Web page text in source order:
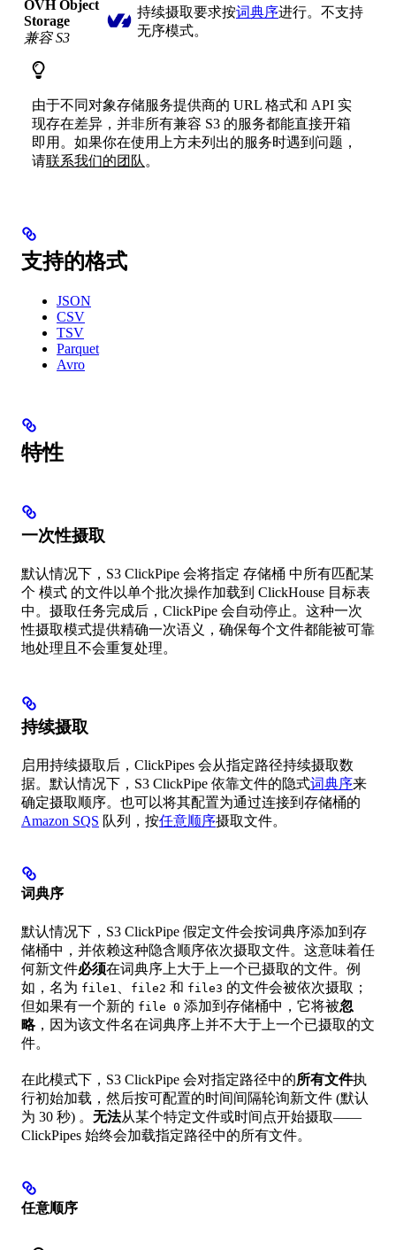
OVH Object
Storage
兼容 S3
持续摄取要求按词典序进行。不支持
无序模式。
由于不同对象存储服务提供商的 URL 格式和 API 实
现存在差异，并非所有兼容 S3 的服务都能直接开箱
即用。如果你在使用上方未列出的服务时遇到问题，
请联系我们的团队。
支持的格式
JSON
CSV
TSV
Parquet
Avro
特性
一次性摄取
默认情况下，S3 ClickPipe 会将指定 存储桶 中所有匹配某
个 模式 的文件以单个批次操作加载到 ClickHouse 目标表
中。摄取任务完成后，ClickPipe 会自动停止。这种一次
性摄取模式提供精确一次语义，确保每个文件都能被可靠
地处理且不会重复处理。
持续摄取
启用持续摄取后，ClickPipes 会从指定路径持续摄取数
据。默认情况下，S3 ClickPipe 依靠文件的隐式词典序来
确定摄取顺序。也可以将其配置为通过连接到存储桶的
Amazon SQS 队列，按任意顺序摄取文件。
词典序
默认情况下，S3 ClickPipe 假定文件会按词典序添加到存
储桶中，并依赖这种隐含顺序依次摄取文件。这意味着任
何新文件必须在词典序上大于上一个已摄取的文件。例
如，名为 file1 file2 和 file3 的文件会被依次摄取；
但如果有一个新的 file 0 添加到存储桶中，它将被忽
略，因为该文件名在词典序上并不大于上一个已摄取的文
件。
在此模式下，S3 ClickPipe 会对指定路径中的所有文件执
行初始加载，然后按可配置的时间间隔轮询新文件 (默认
为 30 秒) 。 无法从某个特定文件或时间点开始摄取——
ClickPipes 始终会加载指定路径中的所有文件。
任意顺序